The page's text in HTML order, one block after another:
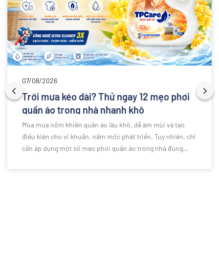
07/08/2026
Trời mưa kéo dài? Thử ngay 12 mẹo phơi
quần áo trong nhà nhanh khô
Mùa mưa nồm khiến quần áo lâu khô, dễ ám mùi và tạo
điều kiện cho vi khuẩn, nấm mốc phát triển. Tuy nhiên, chỉ
cần áp dụng một số mẹo phơi quần áo trong nhà đúng